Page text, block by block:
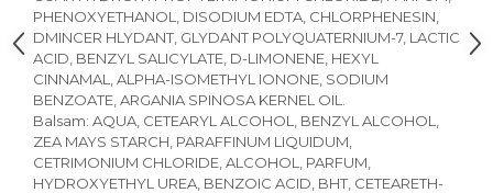
PHENOXYETHANOL, DISODIUM EDTA, CHLORPHENESIN,
DMINCER HLYDANT, GLYDANT POLYQUATERNIUM-7, LACTIC
ACID, BENZYL SALICYLATE, D-LIMONENE, HEXYL
CINNAMAL, ALPHA-ISOMETHYL IONONE, SODIUM
BENZOATE, ARGANIA SPINOSA KERNEL OIL.
Balsam: AQUA, CETEARYL ALCOHOL, BENZYL ALCOHOL,
ZEA MAYS STARCH, PARAFFINUM LIQUIDUM,
CETRIMONIUM CHLORIDE, ALCOHOL, PARFUM,
HYDROXYETHYL UREA, BENZOIC ACID, BHT, CETEARETH-